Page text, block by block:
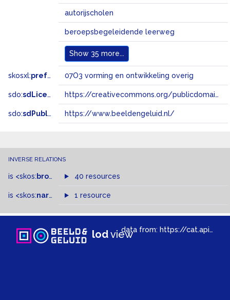
autorijscholen
beroepsbegeleidende leerweg
Show 35 more...
skosxl:prefLabel 07O3 vorming en ontwikkeling overig
sdo:sdLicense https://creativecommons.org/publicdomain/zero/1.0/
sdo:sdPublisher https://www.beeldengeluid.nl/
INVERSE RELATIONS
is <skos: broadMatch > of
40 resources
is <skos:narrower >of
1 resource
lodviewdata from: https://cat.apis.beeldengeluid.nl/sparql